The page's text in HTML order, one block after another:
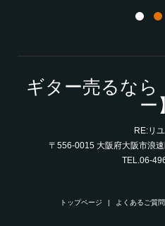
ギター売るなら
ー】
RE:リ
〒556-0015 大阪府大阪市浪
TEL.06-
トップページ よくあるご質問